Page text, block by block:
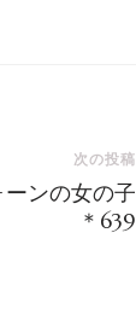
次の投稿
ンの女の子
＊639